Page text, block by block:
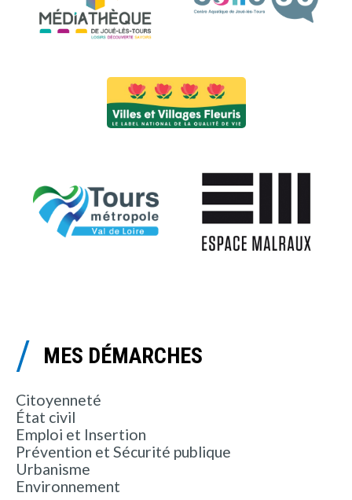
MES DÉMARCHES
Citoyenneté
État civil
Emploi et Insertion
Prévention et Sécurité publique
Urbanisme
Environnement